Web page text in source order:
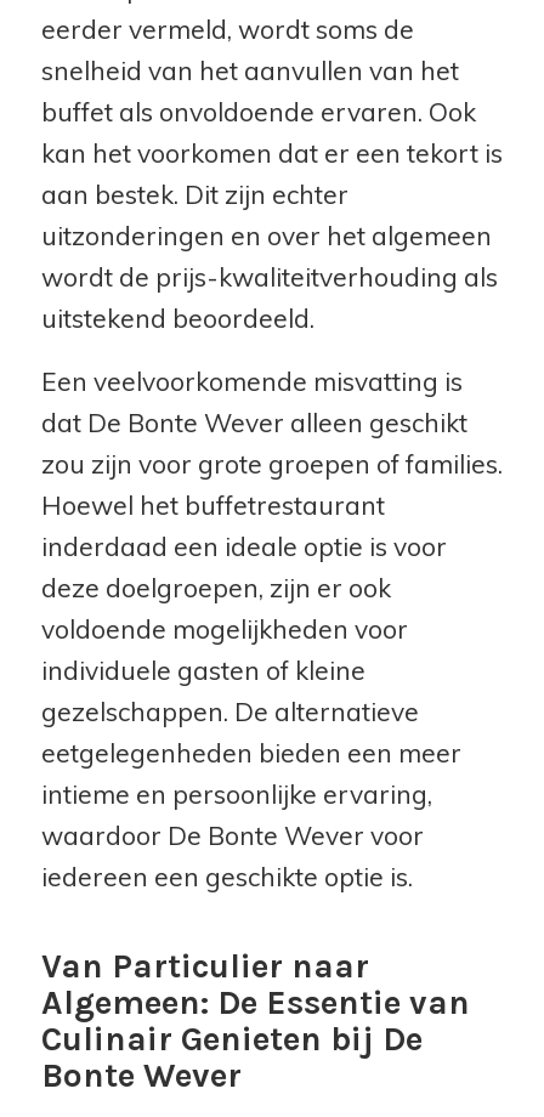
eerder vermeld, wordt soms de
snelheid van het aanvullen van het
buffet als onvoldoende ervaren. Ook
kan het voorkomen dat er een tekort is
aan bestek. Dit zijn echter
uitzonderingen en over het algemeen
wordt de prijs-kwaliteitverhouding als
uitstekend beoordeeld.
Een veelvoorkomende misvatting is
dat De Bonte Wever alleen geschikt
zou zijn voor grote groepen of families.
Hoewel het buffetrestaurant
inderdaad een ideale optie is voor
deze doelgroepen, zijn er ook
voldoende mogelijkheden voor
individuele gasten of kleine
gezelschappen. De alternatieve
eetgelegenheden bieden een meer
intieme en persoonlijke ervaring,
waardoor De Bonte Wever voor
iedereen een geschikte optie is.
Van Particulier naar
Algemeen: De Essentie van
Culinair Genieten bij De
Bonte Wever